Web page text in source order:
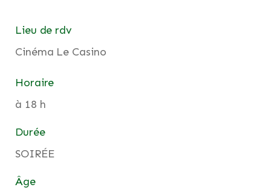
Lieu de rdv
Cinéma Le Casino
Horaire
à 18 h
Durée
SOIRÉE
Âge